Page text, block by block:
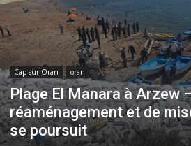
Cap sur Oran oran
Plage El Manara à Arzew
réaménagement et de
se poursuit